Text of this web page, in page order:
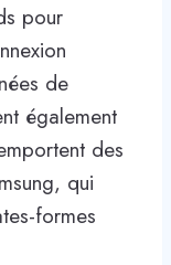
pour
de
également
des
qui
formes